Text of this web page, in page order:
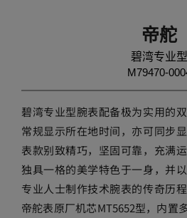
帝舵
碧湾专业型
M79470-
碧湾专业型腕表配备极为实用的
常规显示所在地时间，亦可同步
表款别致精巧，坚固可靠，充满
独具一格的美学特色于一身，并
专业人士制作技术腕表的传奇历
帝舵表原厂机芯MT5652型，内置